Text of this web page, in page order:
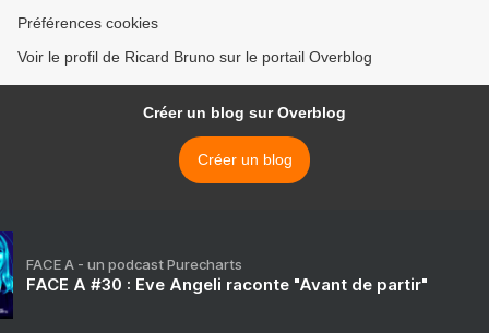
Préférences cookies
Voir le profil de Ricard Bruno sur le portail Overblog
Créer un blog sur Overblog
Créer un blog
FACE A - un podcast Purecharts
FACE A #30 : Eve Angeli raconte "Avant de partir"